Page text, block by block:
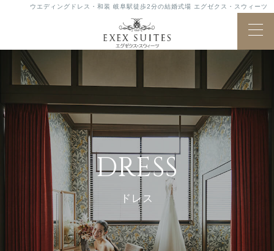
ウエディングドレス・和装 岐阜駅徒歩2分の結婚式場 エグゼクス・スウィーツ
DRESS
ドレス